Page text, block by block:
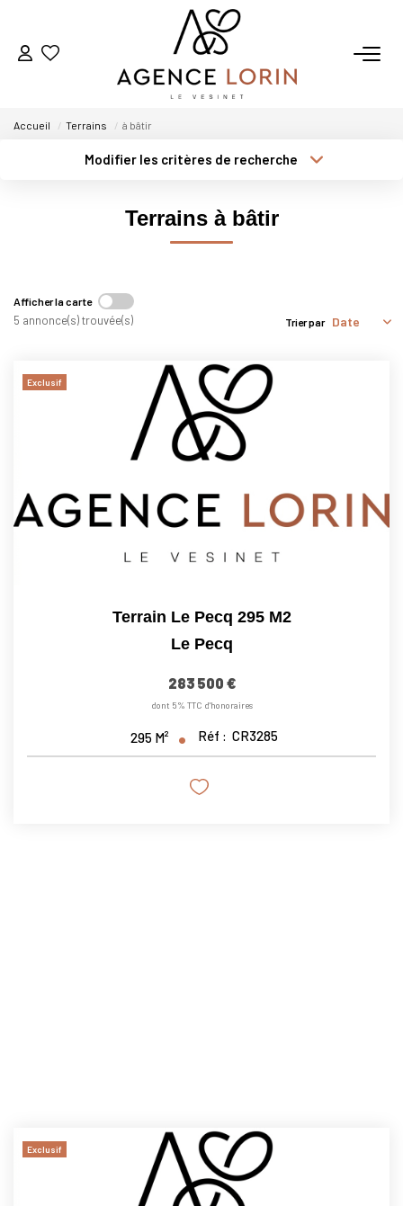
ACHETER
Notre Équipe
Nous Rejoindre
Nos Actualités
CONTACT
Accueil Terrains à bâtir
Modifier les critères de recherche
Terrains à bâtir
Afficher la carte
5 annonce(s) trouvée(s) Trier par
Exclusif
Terrain Le Pecq 295 M2
Le Pecq
283 500 €
dont 5% TTC d'honoraires
295 M² Réf : CR3285
Exclusif